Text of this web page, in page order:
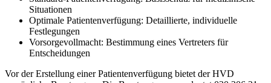
Situationen
Optimale Patientenverfügung: Detaillierte, individuelle
Festlegungen
Vorsorgevollmacht: Bestimmung eines Vertreters für
Entscheidungen
Vor der Erstellung einer Patientenverfügung bietet der HVD